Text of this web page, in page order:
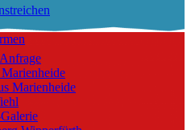
Marienheide